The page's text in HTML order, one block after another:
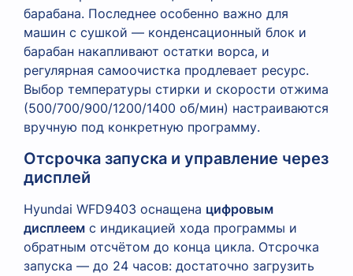
барабана. Последнее особенно важно для
машин с сушкой — конденсационный блок и
барабан накапливают остатки ворса, и
регулярная самоочистка продлевает ресурс.
Выбор температуры стирки и скорости отжима
(500/700/900/1200/1400 об/мин) настраиваются
вручную под конкретную программу.
Отсрочка запуска и управление через
дисплей
Hyundai WFD9403 оснащена цифровым
дисплеем с индикацией хода программы и
обратным отсчётом до конца цикла. Отсрочка
запуска — до 24 часов: достаточно загрузить